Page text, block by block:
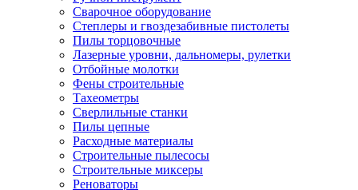
Сварочное оборудование
Степлеры и гвоздезабивные пистолеты
Пилы торцовочные
Лазерные уровни, дальномеры, рулетки
Отбойные молотки
Фены строительные
Тахеометры
Сверлильные станки
Пилы цепные
Расходные материалы
Строительные пылесосы
Строительные миксеры
Реноваторы